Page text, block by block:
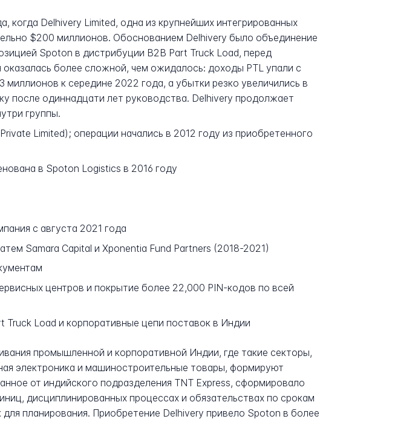
Delhivery Limited, одна из крупнейших интегрированных
$200 миллионов. Обоснованием Delhivery было объединение
Spoton в дистрибуции B2B Part Truck Load, перед
более сложной, чем ожидалось: доходы PTL упали с
к середине 2022 года, а убытки резко увеличились в
после одиннадцати лет руководства. Delhivery продолжает
группы.
Limited); операции начались в 2012 году из приобретенного
в Spoton Logistics в 2016 году
с августа 2021 года
Samara Capital и Xponentia Fund Partners (2018-2021)
центров и покрытие более 22,000 PIN-кодов по всей
Truck Load и корпоративные цепи поставок в Индии
промышленной и корпоративной Индии, где такие секторы,
электроника и машиностроительные товары, формируют
от индийского подразделения TNT Express, сформировало
дисциплинированных процессах и обязательствах по срокам
планирования. Приобретение Delhivery привело Spoton в более